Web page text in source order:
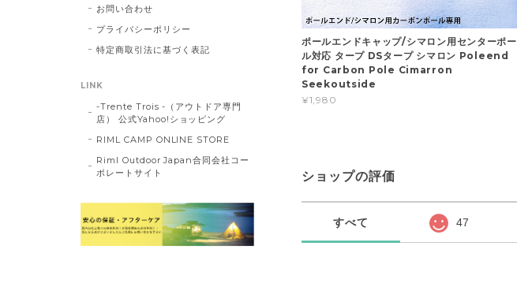
ポールエンドキャップ/シマロン用センターポー
ル対応 タープ DSタープ シマロン Poleend
for Carbon Pole Cimarron
Seekoutside
¥1,980
ショップの評価
すべて 47
お問い合わせ
プライバシーポリシー
特定商取引法に基づく表記
LINK
-Trente Trois -（アウトドア専門
店） 公式Yahoo!ショッピング
RIML CAMP ONLINE STORE
Riml Outdoor Japan合同会社コー
ポレートサイト